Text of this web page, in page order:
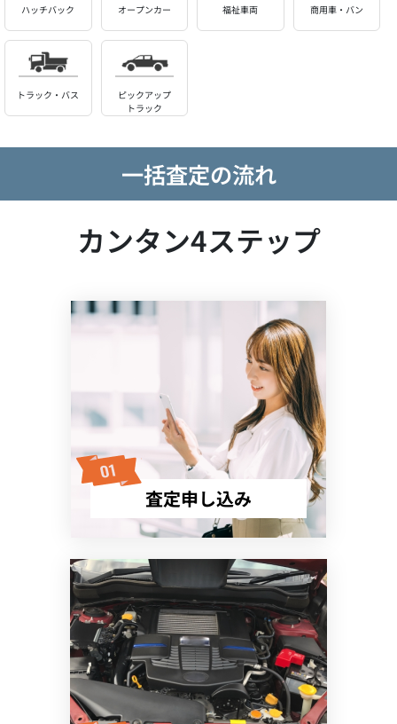
ハッチバック オープンカー 福祉車両 商用車・バン
トラック・バス
ピックアップ
トラック
一括査定の流れ
カンタン4ステップ
査定申し込み